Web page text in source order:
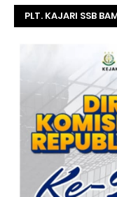
PLT. KAJARI SSB
KEJAKSAAN RI KE-